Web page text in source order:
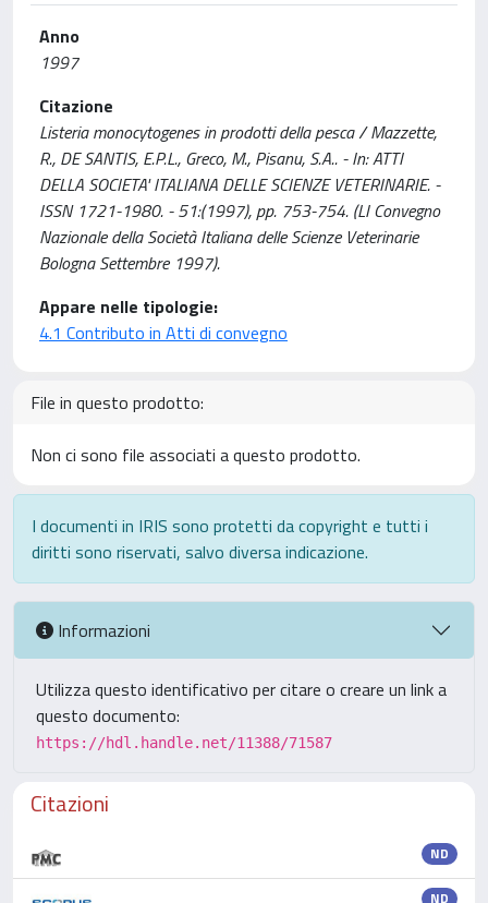
Anno
1997
Citazione
Listeria monocytogenes in prodotti della pesca / Mazzette,
R., DE SANTIS, E.P.L., Greco, M., Pisanu, S.A.. - In: ATTI
DELLA SOCIETA' ITALIANA DELLE SCIENZE VETERINARIE. -
ISSN 1721-1980. - 51:(1997), pp. 753-754. (LI Convegno
Nazionale della Società Italiana delle Scienze Veterinarie
Bologna Settembre 1997).
Appare nelle tipologie:
4.1 Contributo in Atti di convegno
File in questo prodotto:
Non ci sono file associati a questo prodotto.
I documenti in IRIS sono protetti da copyright e tutti i
diritti sono riservati, salvo diversa indicazione.
Informazioni
Utilizza questo identificativo per citare o creare un link a
questo documento:
https://hdl.handle.net/11388/71587
Citazioni
ND
ND